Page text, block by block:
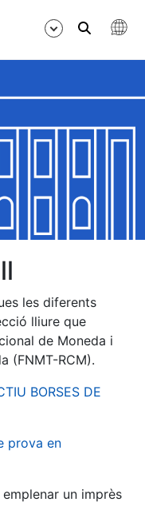
les diferents
lliure que
de Moneda i
(FNMT-RCM).
BORSES DE
prova en
un imprès